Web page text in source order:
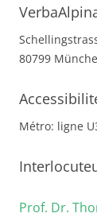
80799
Métro: ligne
Prof. Dr.